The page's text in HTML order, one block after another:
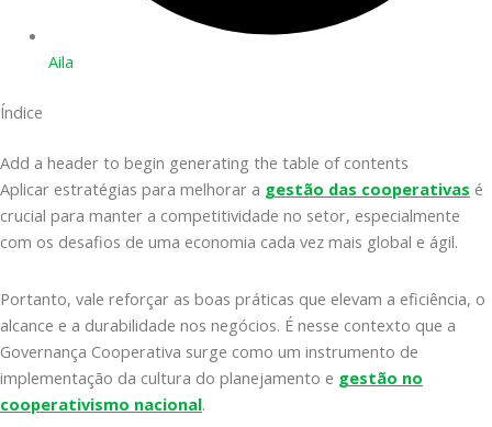
Aila
Índice
Add a header to begin generating the table of contents
Aplicar estratégias para melhorar a gestão das cooperativas é
crucial para manter a competitividade no setor, especialmente
com os desafios de uma economia cada vez mais global e ágil.
Portanto, vale reforçar as boas práticas que elevam a eficiência, o
alcance e a durabilidade nos negócios. É nesse contexto que a
Governança Cooperativa surge como um instrumento de
implementação da cultura do planejamento e gestão no
cooperativismo nacional.